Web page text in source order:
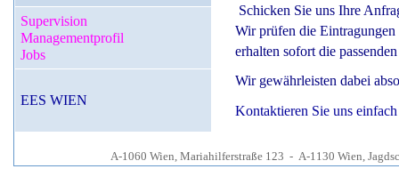
Schicken Sie uns Ihre
Wir prüfen die
erhalten sofort die
Wir gewährleisten dabei
Kontaktieren Sie uns
Supervision
Managementprofil
Jobs
EES WIEN
A-1060 Wien, Mariahilferstraße 123 - A-1130 Wien,